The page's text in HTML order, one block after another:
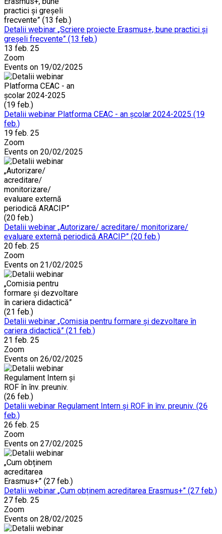
Detalii webinar „Scriere proiecte Erasmus+, bune practici și
greșeli frecvente” (13 feb.)
13 feb. 25
Zoom
Events on 19/02/2025
Detalii webinar Platforma CEAC - an școlar 2024-2025 (19
feb.)
19 feb. 25
Zoom
Events on 20/02/2025
Detalii webinar „Autorizare/ acreditare/ monitorizare/
evaluare externă periodică ARACIP” (20 feb.)
20 feb. 25
Zoom
Events on 21/02/2025
Detalii webinar „Comisia pentru formare și dezvoltare în
cariera didactică” (21 feb.)
21 feb. 25
Zoom
Events on 26/02/2025
Detalii webinar Regulament Intern și ROF în înv. preuniv. (26
feb.)
26 feb. 25
Zoom
Events on 27/02/2025
Detalii webinar „Cum obținem acreditarea Erasmus+” (27 feb.)
27 feb. 25
Zoom
Events on 28/02/2025